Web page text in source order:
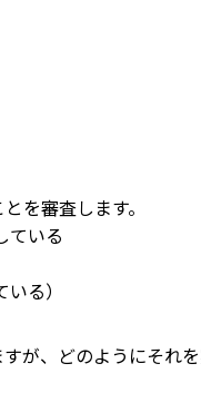
を審査します。
ている
る）
が、どのようにそれ